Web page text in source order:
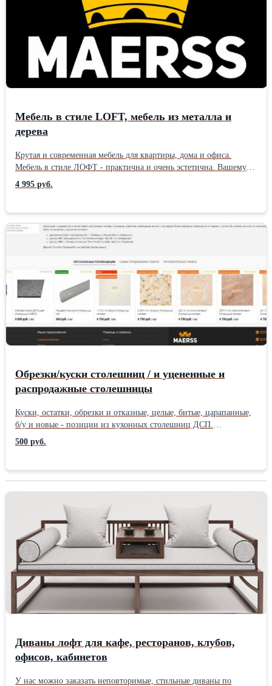
Мебель в стиле LOFT, мебель из металла и
дерева
Крутая и современная мебель для квартиры, дома и офиса.
Мебель в стиле ЛОФТ - практична и очень эстетична. Вашему
внимаю предлагается - индивидуальное изготовление каркасной
мебели и предметов интерьера, в стилистике Loft.
доступные цены - уникальный дизайн - долгий срок службы -
индивидуальный подход. Готовые решения: столы и консоли,
стулья и табуреты, тумбы и комоды, гардеробные и прихожие,
проекты на нашу почту/мессенджер - мы быстро сделаем
просчет. Собственное производство, автоматическая сварка,
порошковая окраска, лазерная резка, большой опыт!!!
4 995 руб.
Обрезки/куски столешниц / и уцененные и
распродажные столешницы
Куски, остатки, обрезки и отказные, целые, битые, царапанные,
б/у и новые - позиции из кухонных столешниц ДСП.
Российские и импортные бренды. Длина от 0.5 до 3.5 метра.
Ширина 500/600/800/900/1200мм. Толщина 28/40мм. Ко всем
столешницу. Товар в наличии, работаем каждый день.
500 руб.
Диваны лофт для кафе, ресторанов, клубов,
офисов, кабинетов
У нас можно заказать неповторимые, стильные диваны по